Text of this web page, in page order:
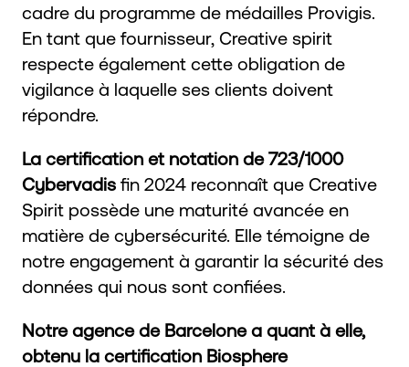
cadre du programme de médailles Provigis.
En tant que fournisseur, Creative spirit
respecte également cette obligation de
vigilance à laquelle ses clients doivent
répondre.
La certification et notation de 723/1000
Cybervadis fin 2024 reconnaît que Creative
Spirit possède une maturité avancée en
matière de cybersécurité. Elle témoigne de
notre engagement à garantir la sécurité des
données qui nous sont confiées.
Notre agence de Barcelone a quant à elle,
obtenu la certification Biosphere